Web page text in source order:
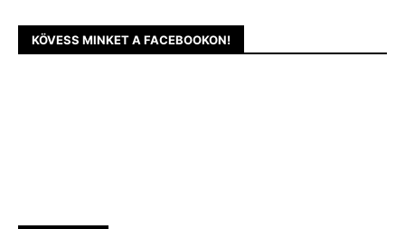
KÖVESS MINKET A FACEBOOKON!